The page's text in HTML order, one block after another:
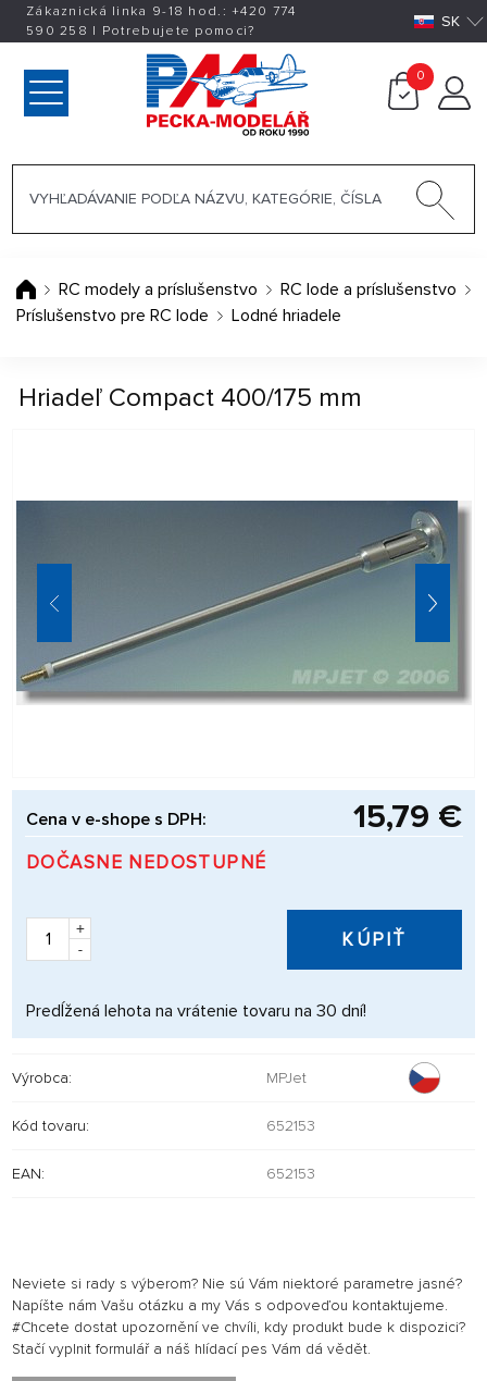
Zákaznická linka 9-18 hod.:+420 774
590 258 | Potrebujete pomoci? SK
0
RC modely a príslušenstvo
RC lode a príslušenstvo
Príslušenstvo pre RC lode
Lodné hriadele
Hriadeľ Compact 400/175 mm
Cena v e-shope s DPH: 15,79 €
DOČASNE NEDOSTUPNÉ
+
-
KÚPIŤ
Predĺžená lehota na vrátenie tovaru na 30 dní!
Výrobca: MPJet
Kód tovaru: 652153
EAN: 652153
Neviete si rady s výberom? Nie sú Vám niektoré parametre jasné?
Napíšte nám Vašu otázku a my Vás s odpoveďou kontaktujeme.
#Chcete dostat upozornění ve chvíli, kdy produkt bude k dispozici?
Stačí vyplnit formulář a náš hlídací pes Vám dá vědět.